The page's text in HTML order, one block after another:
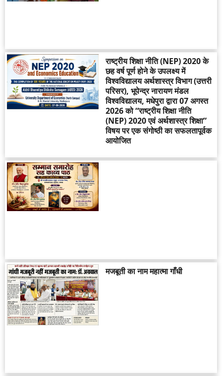
राष्ट्रीय शिक्षा नीति (NEP) 2020 के
छह वर्ष पूर्ण होने के उपलक्ष्य में
विश्वविद्यालय अर्थशास्त्र विभाग (उत्तरी
परिसर), भूपेन्द्र नारायण मंडल
विश्वविद्यालय, मधेपुरा द्वारा 07 अगस्त
2026 को “राष्ट्रीय शिक्षा नीति
(NEP) 2020 एवं अर्थशास्त्र शिक्षा”
विषय पर एक संगोष्ठी का सफलतापूर्वक
आयोजित
मजबूती का नाम महात्मा गाँधी